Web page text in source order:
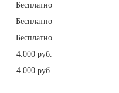
Бесплатно
Бесплатно
Бесплатно
4.000 руб.
4.000 руб.